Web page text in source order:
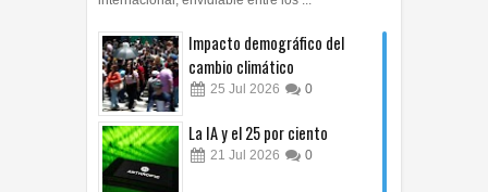
Impacto demográfico del
cambio climático
25 Jul 2026 0
La IA y el 25 por ciento
21 Jul 2026 0